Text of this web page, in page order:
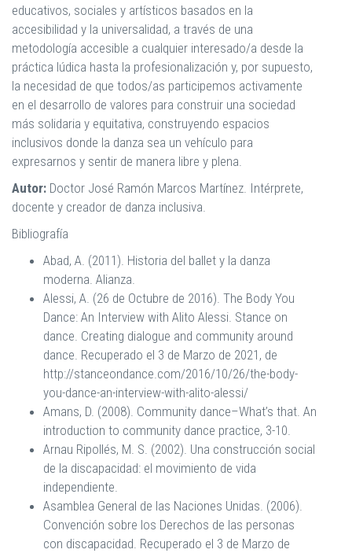
educativos, sociales y artísticos basados en la
accesibilidad y la universalidad, a través de una
metodología accesible a cualquier interesado/a desde la
práctica lúdica hasta la profesionalización y, por supuesto,
la necesidad de que todos/as participemos activamente
en el desarrollo de valores para construir una sociedad
más solidaria y equitativa, construyendo espacios
inclusivos donde la danza sea un vehículo para
expresarnos y sentir de manera libre y plena.
Autor: Doctor José Ramón Marcos Martínez. Intérprete,
docente y creador de danza inclusiva.
Bibliografía
Abad, A. (2011). Historia del ballet y la danza
moderna. Alianza.
Alessi, A. (26 de Octubre de 2016). The Body You
Dance: An Interview with Alito Alessi. Stance on
dance. Creating dialogue and community around
dance. Recuperado el 3 de Marzo de 2021, de
http://stanceondance.com/2016/10/26/the-body-
you-dance-an-interview-with-alito-alessi/
Amans, D. (2008). Community dance–What’s that. An
introduction to community dance practice, 3-10.
Arnau Ripollés, M. S. (2002). Una construcción social
de la discapacidad: el movimiento de vida
independiente.
Asamblea General de las Naciones Unidas. (2006).
Convención sobre los Derechos de las personas
con discapacidad. Recuperado el 3 de Marzo de